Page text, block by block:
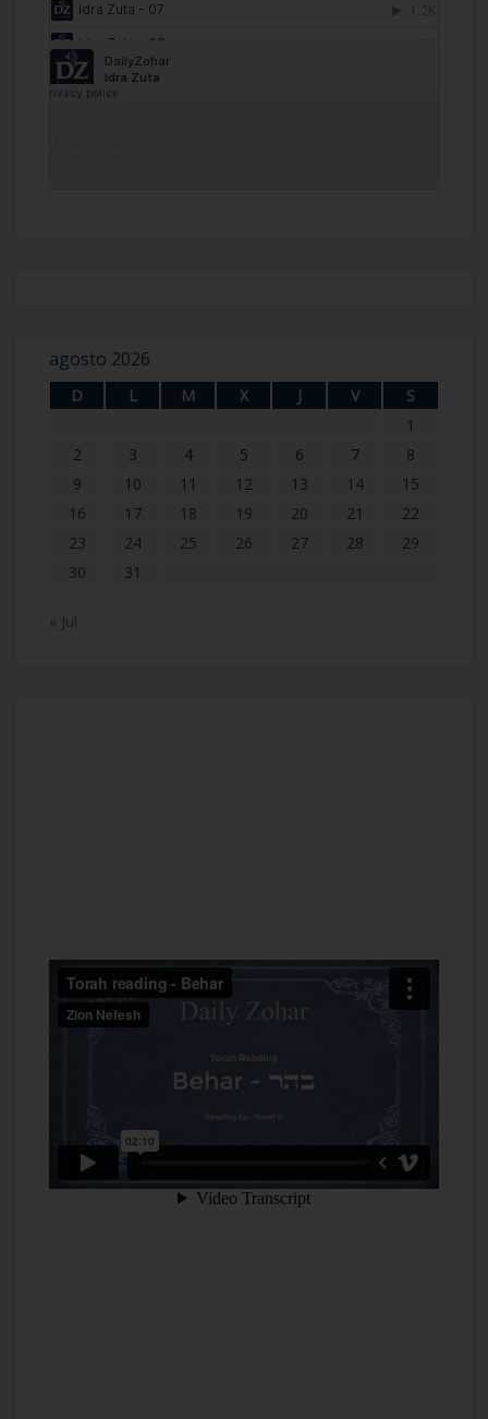
agosto 2026
D L M X J V
S
1
2
3 4 5 6 7
8
9
10 11 12 13 14
15
16
17 18 19 20 21
22
23
24 25 26 27 28
29
30
31
« Jul